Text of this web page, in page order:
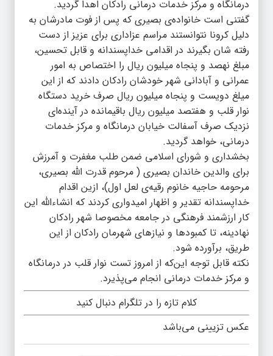
درمانگاه و مرکز خدمات درمانی رادکان اهدا گردید.
گفتنی است خانواده‌ی بصیری که پس از فوت مادرشان به
دلیل کرونا نتوانستند مراسم عزاداری برای عزیز از دست
رفته شان بگیرند در اقدامی خداپسندانه و قابل تحسین،
مبلغ نهصد و پنجاه میلیون ریال را اختصاص به امور
عمرانی و آبادانی شهر خودشان رادکان دادند که از این
میلغ دویست و پنجاه میلیون ریال صرف خرید دستگاه
نوار قلب و هفتصد میلیون ریال باقیمانده در آینده‌ای
نزدیک صرف آسفالت خیابان درمانگاه و مرکز خدمات
درمانی، خواهد گردید.
بخشداری و شورای اسلامی ضمن طلب مغفرت و آمرزش
برای والدین خاندان بصیری ( مرحوم قدرت الله بصیری،
مرحومه حاجیه خانوم رقیه‌ی لعل اول)، ازین اقدام
خداپسندانه تقدیر و اظهار امیدواری کردند که انشاءالله این
کار ارزشمند فرهنگی در جامعه مخصوصا شهر رادکان
نهادینه، تا کمبودها و نیازهای شهرمان رادکان از این
طریق، برآورده شود.
نکته قابل توجه این‌که از امروز تست نوار قلب در درمانگاه
و مرکز خدمات درمانی انجام می‌پذیرد.
کلام تازه را در تلگرام دنبال کنید
عکس تزیینی می‌باشد